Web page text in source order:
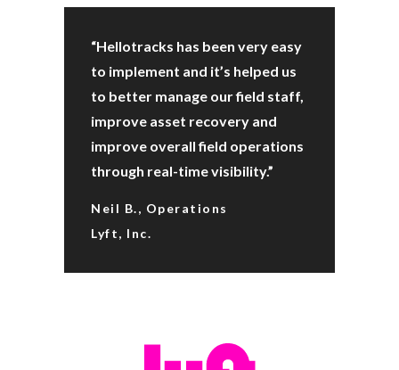
“Hellotracks has been very easy
to implement and it’s helped us
to better manage our field staff,
improve asset recovery and
improve overall field operations
through real-time visibility.”
Neil B., Operations
Lyft, Inc.